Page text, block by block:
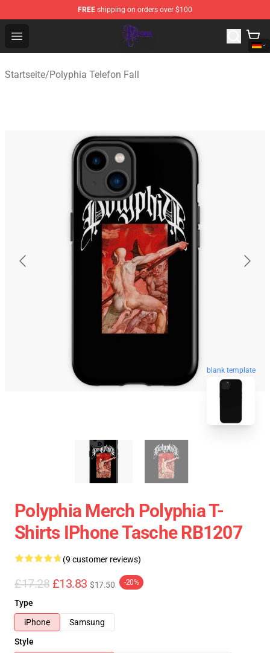
FREE shipping on orders over $100
Open menu
Polyphia Shop - Official Polyphia Merchandise Store
Startseite/Polyphia Telefon Fall
blank template
Polyphia Merch Polyphia T-
Shirts IPhone Tasche RB1207
(9 customer reviews)
£17.28 £13.83 $17.50 -20%
Type
iPhone
Samsung
Style